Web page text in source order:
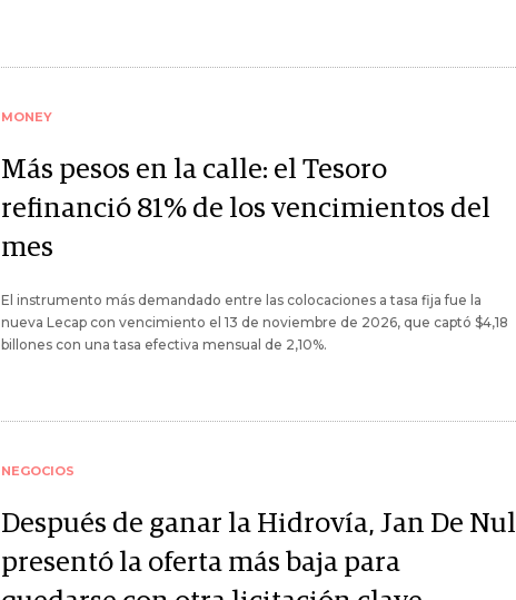
MONEY
Más pesos en la calle: el Tesoro
refinanció 81% de los vencimientos del
mes
El instrumento más demandado entre las colocaciones a tasa fija fue la
nueva Lecap con vencimiento el 13 de noviembre de 2026, que captó $4,18
billones con una tasa efectiva mensual de 2,10%.
NEGOCIOS
Después de ganar la Hidrovía, Jan De Nul
presentó la oferta más baja para